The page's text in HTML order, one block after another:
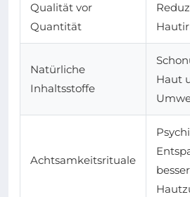
Qualität vor
Quantität
Natürliche
Inhaltsstoffe
Haut
Achtsamkeitsrituale